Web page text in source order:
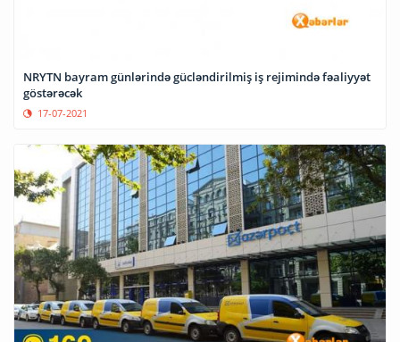
NRYTN bayram günlərində gücləndirilmiş iş rejimində fəaliyyət
göstərəcək
17-07-2021